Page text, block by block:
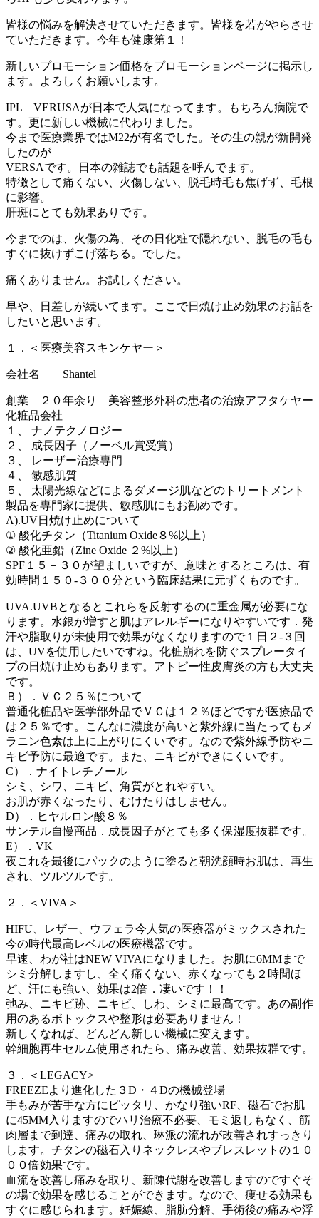
皆様の悩みを解決させていただきます。皆様を若がやらさせ
ていただきます。今年も健康第１！
新しいプロモーション価格をプロモーションページに掲示し
ます。よろしくお願いします。
IPL VERUSAが日本で人気になってます。もちろん病院で
す。更に新しい機械に代わりました。
今まで医療業界ではM22が有名でした。その生の親が新開発
したのが
VERSAです。日本の雑誌でも話題を呼んでます。
特徴として痛くない、火傷しない、脱毛時毛も焦げず、毛根
に影響。
肝斑にとても効果ありです。
今までのは、火傷の為、その日化粧で隠れない、脱毛の毛も
すぐに抜けずこげ落ちる。でした。
痛くありません。お試しください。
早や、日差しが続いてます。ここで日焼け止め効果のお話を
したいと思います。
１．＜医療美容スキンケヤー＞
会社名 Shantel
創業 ２０年余り 美容整形外科の患者の治療アフタケヤー
化粧品会社
１、 ナノテクノロジー
２、 成長因子（ノーベル賞受賞）
３、 レーザー治療専門
４、 敏感肌質
５、 太陽光線などによるダメージ肌などのトリートメント
製品を専門家に提供、敏感肌にもお勧めです。
A).UV日焼け止めについて
① 酸化チタン（Titanium Oxide８%以上）
② 酸化亜鉛（Zine Oxide ２%以上）
SPF１５－３０が望ましいですが、意味とするところは、有
効時間１５０-３００分という臨床結果に元ずくものです。
UVA.UVBとなるとこれらを反射するのに重金属が必要にな
ります。水銀が増すと肌はアレルギーになりやすいです．発
汗や脂取りが未使用で効果がなくなりますので１日２-３回
は、UVを使用したいですね。化粧崩れを防ぐスプレータイ
プの日焼け止めもあります。アトピー性皮膚炎の方も大丈夫
です。
Ｂ）．ＶＣ２５％について
普通化粧品や医学部外品でＶＣは１２％ほどですが医療品で
は２５％です。こんなに濃度が高いと紫外線に当たってもメ
ラニン色素は上に上がりにくいです。なので紫外線予防やニ
キビ予防に最適です。また、ニキビができにくいです。
C）．ナイトレチノール
シミ、シワ、ニキビ、角質がとれやすい。
お肌が赤くなったり、むけたりはしません。
D）．ヒヤルロン酸８％
サンテル自慢商品．成長因子がとても多く保湿度抜群です。
E）．VK
夜これを最後にパックのように塗ると朝洗顔時お肌は、再生
され、ツルツルです。
２．＜VIVA＞
HIFU、レザー、ウフェラ今人気の医療器がミックスされた
今の時代最高レベルの医療機器です。
早速、わが社はNEW VIVAになりました。お肌に6MMまで
シミ分解しますし、全く痛くない、赤くなっても２時間ほ
ど、汗にも強い、効果は2倍．凄いです！！
弛み、ニキビ跡、ニキビ、しわ、シミに最高です。あの副作
用のあるボトックスや整形は必要ありません！
新しくなれば、どんどん新しい機械に変えます。
幹細胞再生セルム使用されたら、痛み改善、効果抜群です。
３．＜LEGACY>
FREEZEより進化した３D・４Dの機械登場
手もみが苦手な方にピッタリ、かなり強いRF、磁石でお肌
に45MM入りますのでハリ治療不必要、モミ返しもなく、筋
肉層まで到達、痛みの取れ、琳派の流れが改善されすっきり
します。チタンの磁石入りネックレスやブレスレットの１０
００倍効果です。
血流を改善し痛みを取り、新陳代謝を改善しますのですぐそ
の場で効果を感じることができます。なので、痩せる効果も
すぐに感じられます。妊娠線、脂肪分解、手術後の痛みや浮